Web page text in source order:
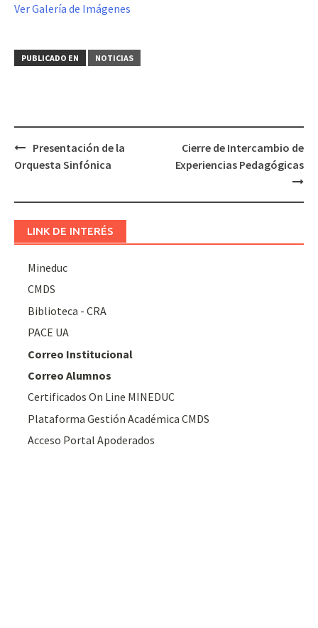
Ver Galería de Imágenes
PUBLICADO EN NOTICIAS
Navegación
de
Presentación de la
Orquesta Sinfónica
Cierre de Intercambio de
Experiencias Pedagógicas
LINK DE INTERÉS
Mineduc
CMDS
Biblioteca - CRA
PACE UA
Correo Institucional
Correo Alumnos
Certificados On Line MINEDUC
Plataforma Gestión Académica CMDS
Acceso Portal Apoderados